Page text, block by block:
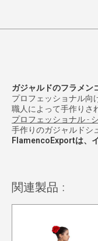
ガジャルドのフラメン
プロフェッショナル向
職人によって手作りさ
プロフェッショナル -
手作りのガジャルドシ
FlamencoExportは、
関連製品 :